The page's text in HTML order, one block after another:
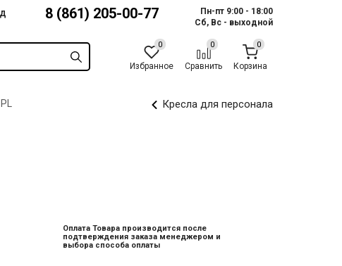
8 (861) 205-00-77
Пн-пт 9:00 - 18:00
Сб, Вс - выходной
Избранное Сравнить Корзина
Кресла для персонала
Оплата Товара производится после
подтверждения заказа менеджером и
выбора способа оплаты